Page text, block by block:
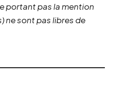
portant pas la mention
ne sont pas libres de